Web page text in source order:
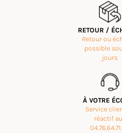
Mon Jul 28 2025 07:29:25
Tong Cuir MEUH Sable
Chaque paire est unique, j’adore.
Wed Jun 04 2025 12:11:11
RETOUR /
Retour ou
possible
jours
À VOTRE
Service
réactif